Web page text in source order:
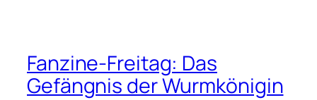
Fanzine-Freitag: Das
Gefängnis der Wurmkönigin